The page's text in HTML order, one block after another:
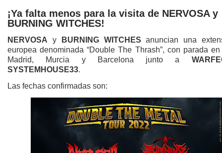
¡Ya falta menos para la visita de NERVOSA y
BURNING WITCHES!
NERVOSA y BURNING WITCHES anuncian una
europea denominada “Double The Thrash”, con parada
Madrid, Murcia y Barcelona junto a
SYSTEMHOUSE33.
Las fechas confirmadas son: